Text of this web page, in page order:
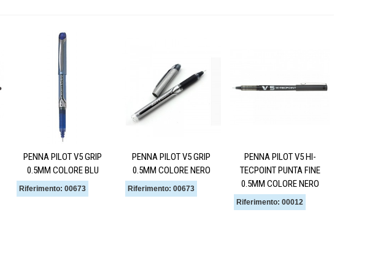
PENNA PILOT V5 GRIP
0.5MM COLORE BLU
Riferimento: 00673
PENNA PILOT V5 GRIP
0.5MM COLORE NERO
Riferimento: 00673
PENNA PILOT V5 HI-
TECPOINT PUNTA FINE
0.5MM COLORE NERO
Riferimento: 00012